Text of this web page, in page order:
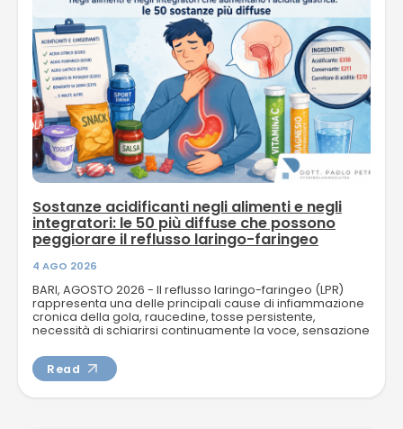
Sostanze acidificanti negli alimenti e negli
integratori: le 50 più diffuse che possono
peggiorare il reflusso laringo-faringeo
4 AGO 2026
BARI, AGOSTO 2026 - Il reflusso laringo-faringeo (LPR)
rappresenta una delle principali cause di infiammazione
cronica della gola, raucedine, tosse persistente,
necessità di schiarirsi continuamente la voce, sensazione
Read